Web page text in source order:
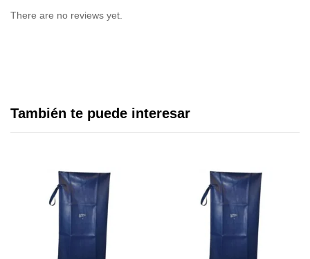
There are no reviews yet.
También te puede interesar